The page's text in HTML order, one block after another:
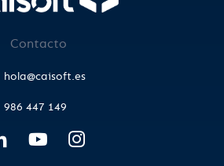
Contacto
hola@caisoft.es
986 447 149